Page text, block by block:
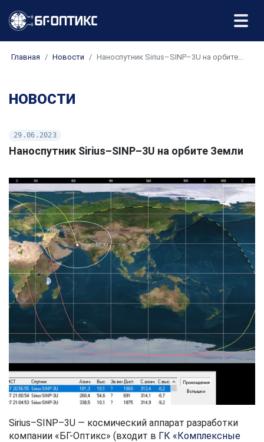
Главная Новости Наноспутник Sirius–SINP–3U на орбите...
НОВОСТИ
29.06.2023
Наноспутник Sirius–SINP–3U на орбите Земли
Sirius–SINP–3U — космический аппарат разработки
компании «БГ-Оптикс» (входит в ГК «Комплексные